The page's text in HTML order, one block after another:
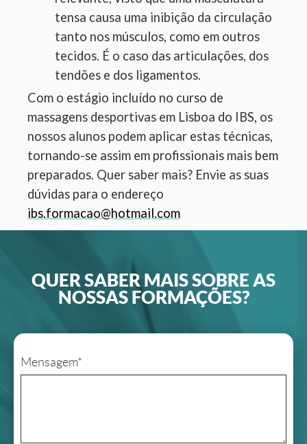
tensa causa uma inibição da circulação
tanto nos músculos, como em outros
tecidos. É o caso das articulações, dos
tendões e dos ligamentos.
Com o estágio incluído no curso de
massagens desportivas em Lisboa do IBS, os
nossos alunos podem aplicar estas técnicas,
tornando-se assim em profissionais mais bem
preparados. Quer saber mais? Envie as suas
dúvidas para o endereço
ibs.formacao@hotmail.com
QUER SABER MAIS SOBRE AS
NOSSAS FORMAÇÕES?
Mensagem*